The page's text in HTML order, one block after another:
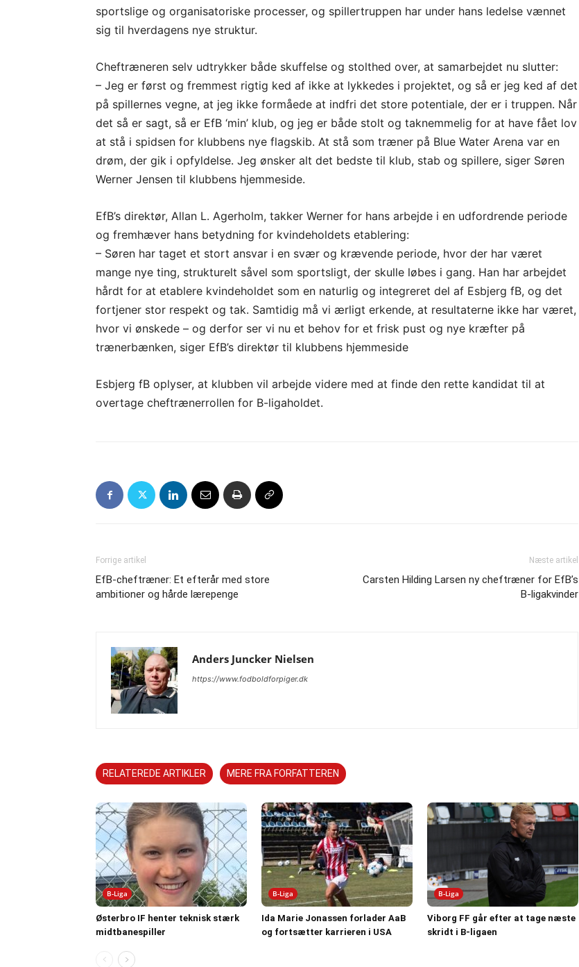
sportslige og organisatoriske processer, og spillertruppen har under hans ledelse vænnet
sig til hverdagens nye struktur.
Cheftræneren selv udtrykker både skuffelse og stolthed over, at samarbejdet nu slutter:
– Jeg er først og fremmest rigtig ked af ikke at lykkedes i projektet, og så er jeg ked af det
på spillernes vegne, at jeg ikke formåede at indfri det store potentiale, der er i truppen. Når
det så er sagt, så er EfB ‘min’ klub, og jeg er både stolt og taknemmelig for at have fået lov
at stå i spidsen for klubbens nye flagskib. At stå som træner på Blue Water Arena var en
drøm, der gik i opfyldelse. Jeg ønsker alt det bedste til klub, stab og spillere, siger Søren
Werner Jensen til klubbens hjemmeside.
EfB’s direktør, Allan L. Agerholm, takker Werner for hans arbejde i en udfordrende periode
og fremhæver hans betydning for kvindeholdets etablering:
– Søren har taget et stort ansvar i en svær og krævende periode, hvor der har været
mange nye ting, strukturelt såvel som sportsligt, der skulle løbes i gang. Han har arbejdet
hårdt for at etablere kvindeholdet som en naturlig og integreret del af Esbjerg fB, og det
fortjener stor respekt og tak. Samtidig må vi ærligt erkende, at resultaterne ikke har været,
hvor vi ønskede – og derfor ser vi nu et behov for et frisk pust og nye kræfter på
trænerbænken, siger EfB’s direktør til klubbens hjemmeside
Esbjerg fB oplyser, at klubben vil arbejde videre med at finde den rette kandidat til at
overtage cheftrænerrollen for B-ligaholdet.
Forrige artikel
EfB-cheftræner: Et efterår med store
ambitioner og hårde lærepenge
Næste artikel
Carsten Hilding Larsen ny cheftræner for EfB’s
B-ligakvinder
Anders Juncker Nielsen
https://www.fodboldforpiger.dk
RELATEREDE ARTIKLER MERE FRA FORFATTEREN
B-Liga
Østerbro IF henter teknisk stærk
midtbanespiller
B-Liga
Ida Marie Jonassen forlader AaB
og fortsætter karrieren i USA
B-Liga
Viborg FF går efter at tage næste
skridt i B-ligaen